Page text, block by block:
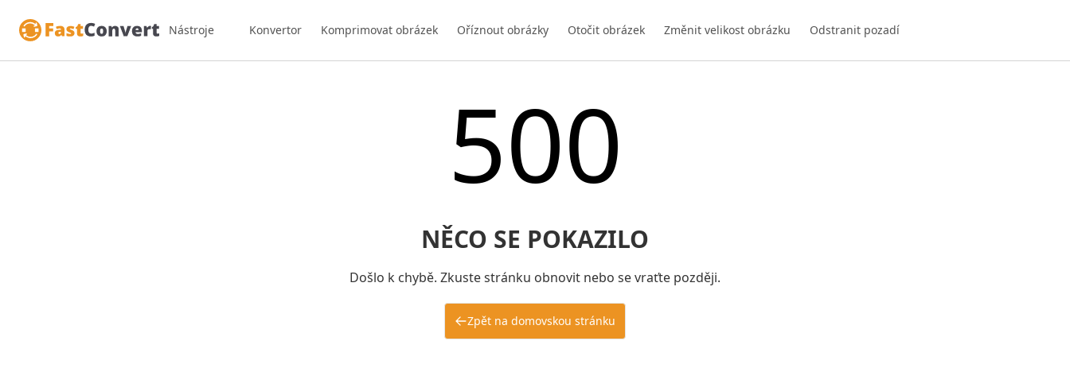
Nástroje Konvertor Komprimovat obrázek Oříznout obrázky Otočit obrázek Změnit velikost obrázku Odstranit pozadí
500
NĚCO SE POKAZILO
Došlo k chybě. Zkuste stránku obnovit nebo se vraťte později.
Zpět na domovskou stránku